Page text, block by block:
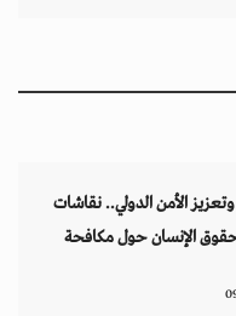
الأمن الدولي.. نقاشات
الإنسان حول مكافحة